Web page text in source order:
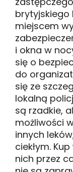
brytyjskiego
miejscem
i okna w
się o
do
się ze
lokalną
są rzadkie,
możliwości
innych
ciekłym.
nich przez